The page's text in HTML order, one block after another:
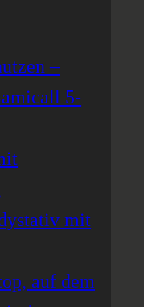
–
5-
mit